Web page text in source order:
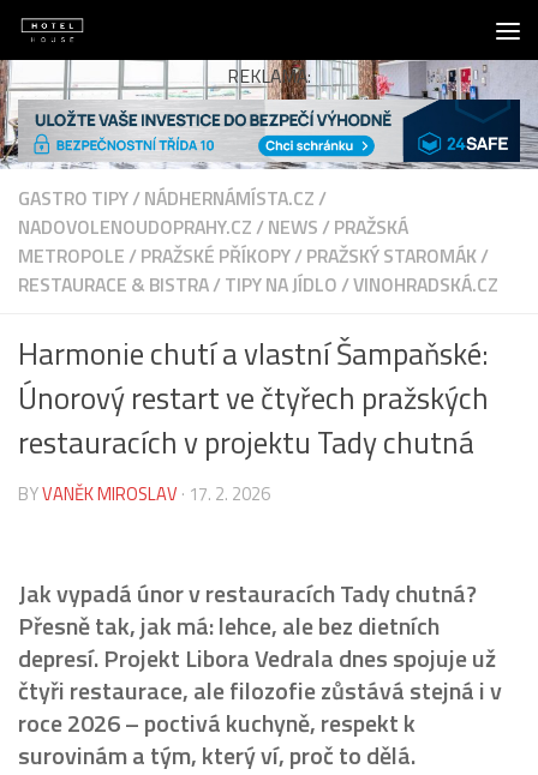
Skip to content
REKLAMA:
GASTRO TIPY/NÁDHERNÁMÍSTA.CZ/
NADOVOLENOUDOPRAHY.CZ/NEWS/PRAŽSKÁ
METROPOLE/PRAŽSKÉ PŘÍKOPY/PRAŽSKÝ STAROMÁK/
RESTAURACE & BISTRA/TIPY NA JÍDLO/VINOHRADSKÁ.CZ
Harmonie chutí a vlastní Šampaňské:
Únorový restart ve čtyřech pražských
restauracích v projektu Tady chutná
BYVANĚK MIROSLAV · 17. 2. 2026
Jak vypadá únor v restauracích Tady chutná?
Přesně tak, jak má: lehce, ale bez dietních
depresí. Projekt Libora Vedrala dnes spojuje už
čtyři restaurace, ale filozofie zůstává stejná i v
roce 2026 – poctivá kuchyně, respekt k
surovinám a tým, který ví, proč to dělá.